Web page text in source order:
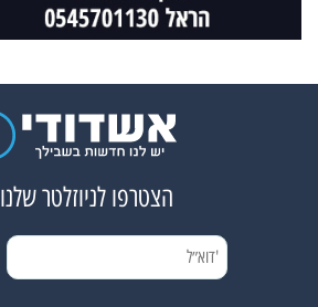
הצטרפו לניוזלטר שלנו